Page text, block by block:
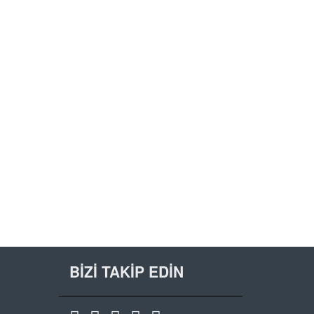
BİZİ TAKİP EDİN